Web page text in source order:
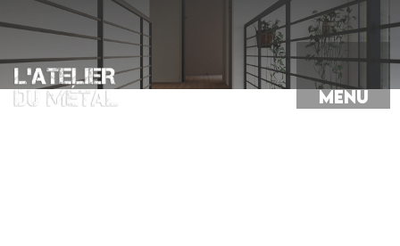
au
principal
MENU